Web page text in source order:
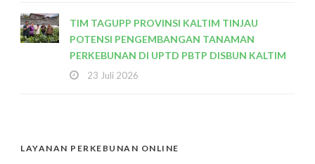
TIM TAGUPP PROVINSI KALTIM TINJAU
POTENSI PENGEMBANGAN TANAMAN
PERKEBUNAN DI UPTD PBTP DISBUN KALTIM
23 Juli 2026
LAYANAN PERKEBUNAN ONLINE